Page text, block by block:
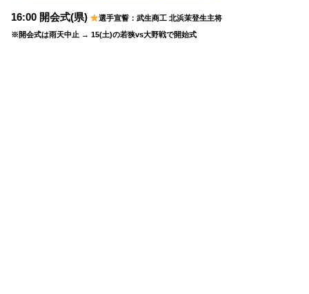
16:00 開会式(県)
選手宣誓：武生商工 北浜茉登生主将
※開会式は雨天中止 → 15(土)の若狭vs大野戦で開始式